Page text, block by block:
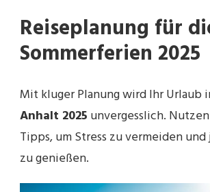
Reiseplanung für
Sommerferien 2025
Mit kluger Planung wird Ihr Urlaub
Anhalt 2025 unvergesslich.
Tipps, um Stress zu vermeiden
zu genießen.